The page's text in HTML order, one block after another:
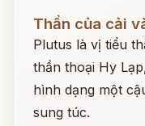
Đọc ngay
Thần của cải
Plutus là vị tiểu
thần thoại Hy
hình dạng một
sung túc.